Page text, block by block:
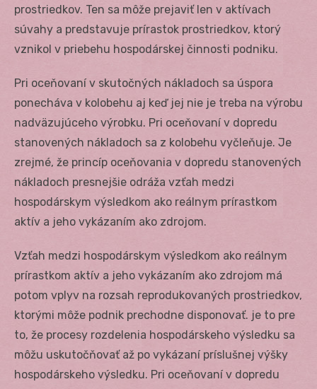
prostriedkov. Ten sa môže prejaviť len v aktívach
súvahy a predstavuje prírastok prostriedkov, ktorý
vznikol v priebehu hospodárskej činnosti podniku.
Pri oceňovaní v skutočných nákladoch sa úspora
ponecháva v kolobehu aj keď jej nie je treba na výrobu
nadväzujúceho výrobku. Pri oceňovaní v dopredu
stanovených nákladoch sa z kolobehu vyčleňuje. Je
zrejmé, že princíp oceňovania v dopredu stanovených
nákladoch presnejšie odráža vzťah medzi
hospodárskym výsledkom ako reálnym prírastkom
aktív a jeho vykázaním ako zdrojom.
Vzťah medzi hospodárskym výsledkom ako reálnym
prírastkom aktív a jeho vykázaním ako zdrojom má
potom vplyv na rozsah reprodukovaných prostriedkov,
ktorými môže podnik prechodne disponovať. je to pre
to, že procesy rozdelenia hospodárskeho výsledku sa
môžu uskutočňovať až po vykázaní príslušnej výšky
hospodárskeho výsledku. Pri oceňovaní v dopredu